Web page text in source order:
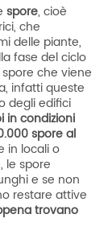
spore, cioè
che
delle piante,
fase del ciclo
che viene
infatti queste
degli edifici
in condizioni
spore al
in locali o
le spore
e se non
restare attive
trovano